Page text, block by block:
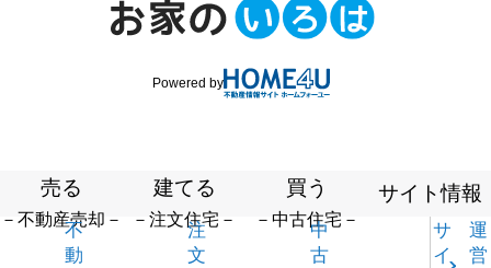
Powered by
売る
－不動産売却－
不
動
建てる
－注文住宅－
注
文
買う
－中古住宅－
中
古
サイト情報
サ
イ
運
営